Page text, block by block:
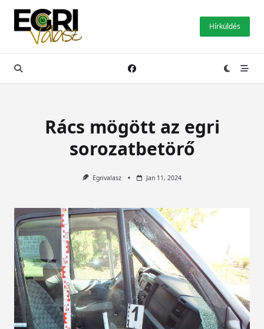
Skip
content
Hírküldés
Rács mögött az egri
sorozatbetörő
Egrivalasz Jan 11, 2024